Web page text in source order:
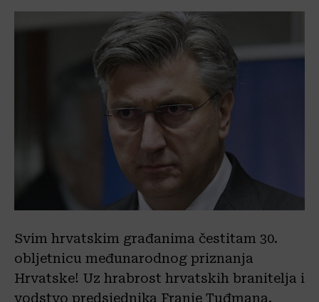
Svim hrvatskim građanima čestitam 30.
obljetnicu međunarodnog priznanja
Hrvatske! Uz hrabrost hrvatskih branitelja i
vodstvo predsjednika Franje Tuđmana,